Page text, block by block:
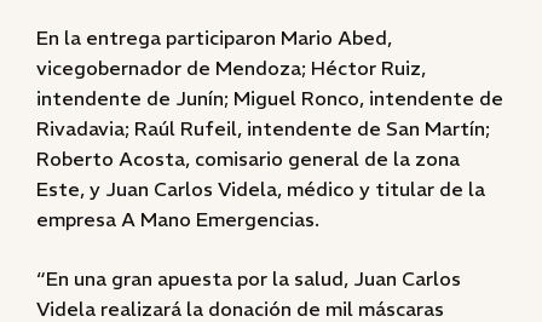
En la entrega participaron Mario Abed,
vicegobernador de Mendoza; Héctor Ruiz,
intendente de Junín; Miguel Ronco, intendente de
Rivadavia; Raúl Rufeil, intendente de San Martín;
Roberto Acosta, comisario general de la zona
Este, y Juan Carlos Videla, médico y titular de la
empresa A Mano Emergencias.
“En una gran apuesta por la salud, Juan Carlos
Videla realizará la donación de mil máscaras